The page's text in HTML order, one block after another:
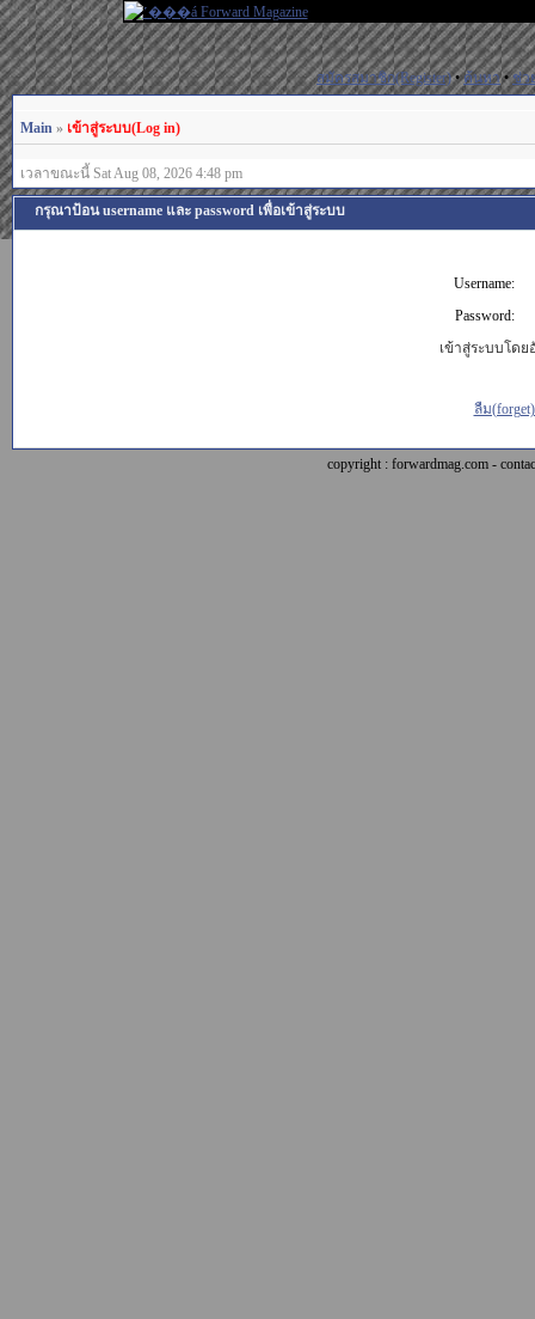
สมัครสมาชิก(Register)•ค้นหา•ช่ว
Main » เข้าสู่ระบบ(Log in)
เวลาขณะนี้ Sat Aug 08, 2026 4:48 pm
กรุณาป้อน username และ password เพื่อเข้าสู่ระบบ
Username:
Password:
เข้าสู่ระบบโดย
ลืม
copyright : forwardmag.com -